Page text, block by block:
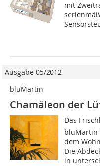
mit
Ausgabe 05/2012
bluMartin
Chamäleon der
Das
bluMartin
dem
Die
in